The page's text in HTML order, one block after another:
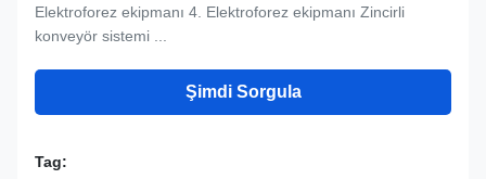
Elektroforez ekipmanı 4. Elektroforez ekipmanı Zincirli
konveyör sistemi ...
Şimdi Sorgula
Tag: